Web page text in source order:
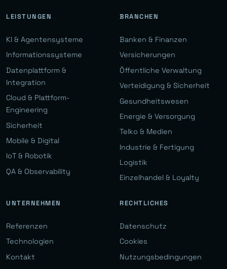
LEISTUNGEN
KI & Agentensysteme
Informationssysteme
Datenplattform &
Integration
Cloud & Plattform-
Engineering
Sicherheit
Mobile & Digital
IoT & Robotik
QA & Observability
BRANCHEN
Banken & Finanzen
Versicherungen
Öffentliche Verwaltung
Verteidigung & Sicherheit
Gesundheitswesen
Energie & Versorgung
Telko & Medien
Industrie & Fertigung
Logistik
Einzelhandel & Loyalty
UNTERNEHMEN
Referenzen
Technologien
Kontakt
RECHTLICHES
Datenschutz
Cookies
Nutzungsbedingungen